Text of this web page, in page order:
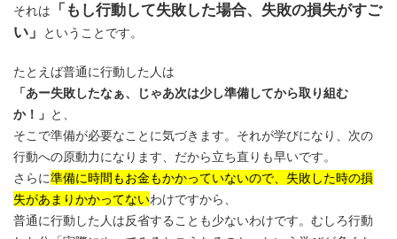
それは
「もし行動して失敗した場合、失敗の損失がすご
い」
ということです。
たとえば普通に行動した人は
「あー失敗したなぁ、じゃあ次は少し準備してから取り組む
か！」 と、
そこで準備が必要なことに気づきます。それが学びになり、次の
行動への原動力になります、だから立ち直りも早いです。
さらに準備に時間もお金もかかっていないので、失敗した時の損
失があまりかかってないわけですから、
普通に行動した人は反省することも少ないわけです。むしろ行動